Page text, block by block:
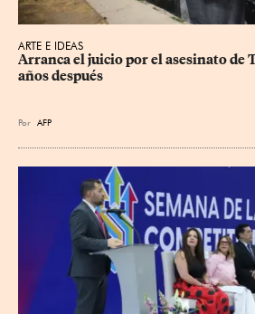
ARTE E IDEAS
Arranca el juicio por el asesinato de
años después
Por AFP